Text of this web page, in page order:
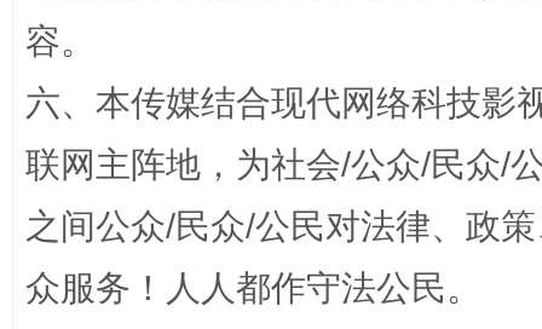
“蜀中异人”王建安的艺术幻境
容。
六、本传媒结合现代网络科技影
联网主阵地，为社会/公众/民众/
之间公众/民众/公民对法律、政
众服务！人人都作守法公民。